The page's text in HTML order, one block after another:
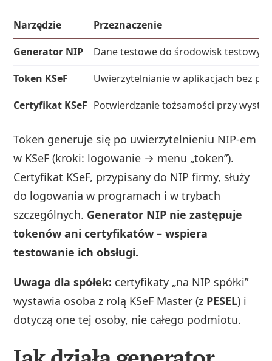
Narzędzie
Przeznaczenie
Generator NIP
Dane testowe do środowisk testowych
Token KSeF
Uwierzytelnianie w aplikacjach bez
Certyfikat KSeF Potwierdzanie tożsamości przy
Token generuje się po uwierzytelnieniu NIP‑em
w KSeF (kroki: logowanie → menu „token”).
Certyfikat KSeF, przypisany do NIP firmy, służy
do logowania w programach i w trybach
szczególnych. Generator NIP nie zastępuje
tokenów ani certyfikatów – wspiera
testowanie ich obsługi.
Uwaga dla spółek: certyfikaty „na NIP spółki”
wystawia osoba z rolą KSeF Master (z PESEL) i
dotyczą one tej osoby, nie całego podmiotu.